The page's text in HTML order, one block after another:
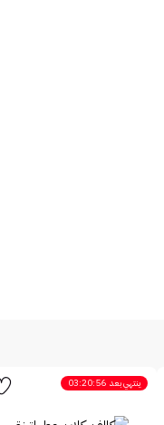
ينتهي بعد 03:20:56